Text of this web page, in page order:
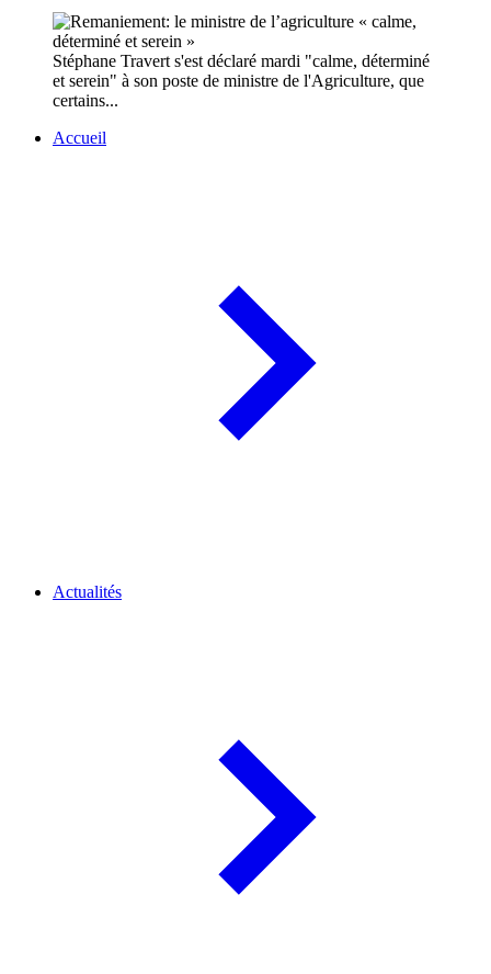
Stéphane Travert s'est déclaré mardi "calme, déterminé
et serein" à son poste de ministre de l'Agriculture, que
certains...
Accueil
Actualités